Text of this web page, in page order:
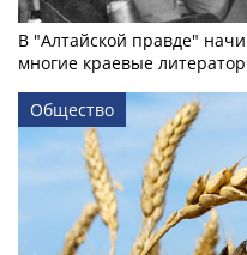
В "Алтайской правде"
многие краевые
Общество